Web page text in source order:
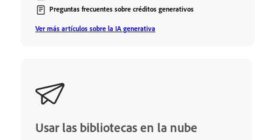
Preguntas frecuentes sobre créditos generativos
Ver más artículos sobre la IA generativa
Usar las bibliotecas en la nube